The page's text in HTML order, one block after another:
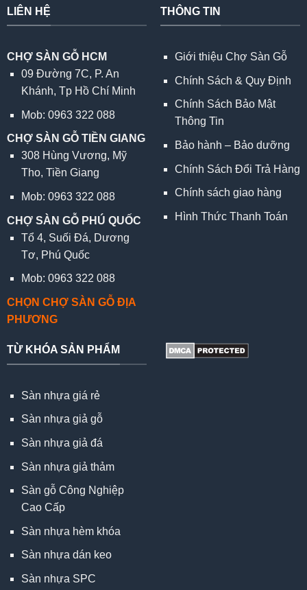
LIÊN HỆ
CHỢ SÀN GỖ HCM
09 Đường 7C, P. An
Khánh, Tp Hồ Chí Minh
Mob: 0963 322 088
CHỢ SÀN GỖ TIỀN GIANG
308 Hùng Vương, Mỹ
Tho, Tiền Giang
Mob: 0963 322 088
CHỢ SÀN GỖ PHÚ QUỐC
Tổ 4, Suối Đá, Dương
Tơ, Phú Quốc
Mob: 0963 322 088
CHỌN CHỢ SÀN GỖ ĐỊA
PHƯƠNG
THÔNG TIN
Giới thiệu Chợ Sàn Gỗ
Chính Sách & Quy Định
Chính Sách Bảo Mật
Thông Tin
Bảo hành – Bảo dưỡng
Chính Sách Đổi Trả Hàng
Chính sách giao hàng
Hình Thức Thanh Toán
TỪ KHÓA SẢN PHẨM
Sàn nhựa giá rẻ
Sàn nhựa giả gỗ
Sàn nhựa giả đá
Sàn nhựa giả thảm
Sàn gỗ Công Nghiệp
Cao Cấp
Sàn nhựa hèm khóa
Sàn nhựa dán keo
Sàn nhựa SPC